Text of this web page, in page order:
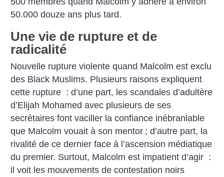
50.000 douze ans plus tard.
Une vie de rupture et de
radicalité
Nouvelle rupture violente quand Malcolm est exclu
des Black Muslims. Plusieurs raisons expliquent
cette rupture : d’une part, les scandales d’adultère
d’Elijah Mohamed avec plusieurs de ses
secrétaires font vaciller la confiance inébranlable
que Malcolm vouait à son mentor ; d’autre part, la
rivalité de ce dernier face à l’ascension médiatique
du premier. Surtout, Malcolm est impatient d’agir :
il voit les mouvements de contestation noirs